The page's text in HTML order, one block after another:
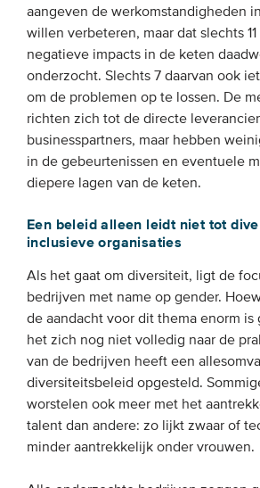
aangeven de werkomstandigheden
willen verbeteren, maar dat slechts
negatieve impacts in de keten
onderzocht. Slechts 7 daarvan ook
om de problemen op te lossen. De
richten zich tot de directe
businesspartners, maar hebben
in de gebeurtenissen en eventuele
diepere lagen van de keten.
Een beleid alleen leidt niet tot
inclusieve organisaties
Als het gaat om diversiteit, ligt de
bedrijven met name op gender.
de aandacht voor dit thema enorm is
het zich nog niet volledig naar de
van de bedrijven heeft een
diversiteitsbeleid opgesteld.
worstelen ook meer met het
talent dan andere: zo lijkt zwaar of
minder aantrekkelijk onder vrouwen.